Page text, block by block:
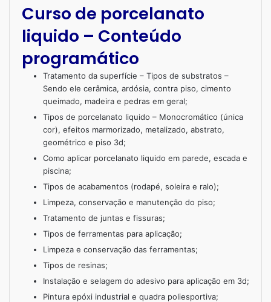
Curso de porcelanato
liquido – Conteúdo
programático
Tratamento da superfície – Tipos de substratos –
Sendo ele cerâmica, ardósia, contra piso, cimento
queimado, madeira e pedras em geral;
Tipos de porcelanato liquido – Monocromático (única
cor), efeitos marmorizado, metalizado, abstrato,
geométrico e piso 3d;
Como aplicar porcelanato liquido em parede, escada e
piscina;
Tipos de acabamentos (rodapé, soleira e ralo);
Limpeza, conservação e manutenção do piso;
Tratamento de juntas e fissuras;
Tipos de ferramentas para aplicação;
Limpeza e conservação das ferramentas;
Tipos de resinas;
Instalação e selagem do adesivo para aplicação em 3d;
Pintura epóxi industrial e quadra poliesportiva;